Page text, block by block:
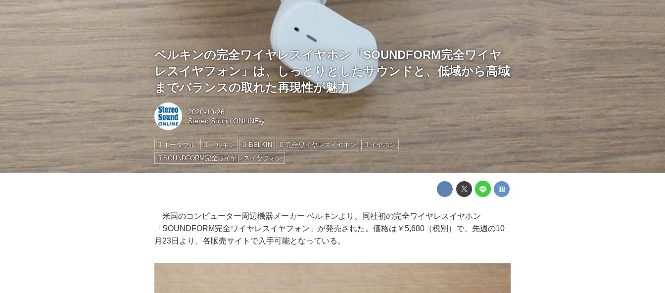
ベルキンの完全ワイヤレスイヤホン「SOUNDFORM完全ワイヤ
レスイヤフォン」は、しっとりとしたサウンドと、低域から高域
までバランスの取れた再現性が魅力
2020-10-26
Stereo Sound ONLINE-y
ポータブル ベルキン BELKIN 完全ワイヤレスイヤホン
イヤホン
SOUNDFORM完全ワイヤレスイヤフォン
米国のコンピューター周辺機器メーカー ベルキンより、同社初の完全ワイヤレスイヤホン
「SOUNDFORM完全ワイヤレスイヤフォン」が発売された。価格は￥5,680（税別）で、先週の10
月23日より、各販売サイトで入手可能となっている。